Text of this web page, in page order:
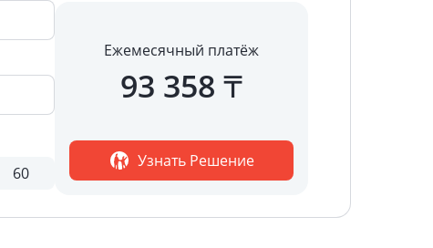
60
Ежемесячный платёж
93 358 ₸
Узнать Решение